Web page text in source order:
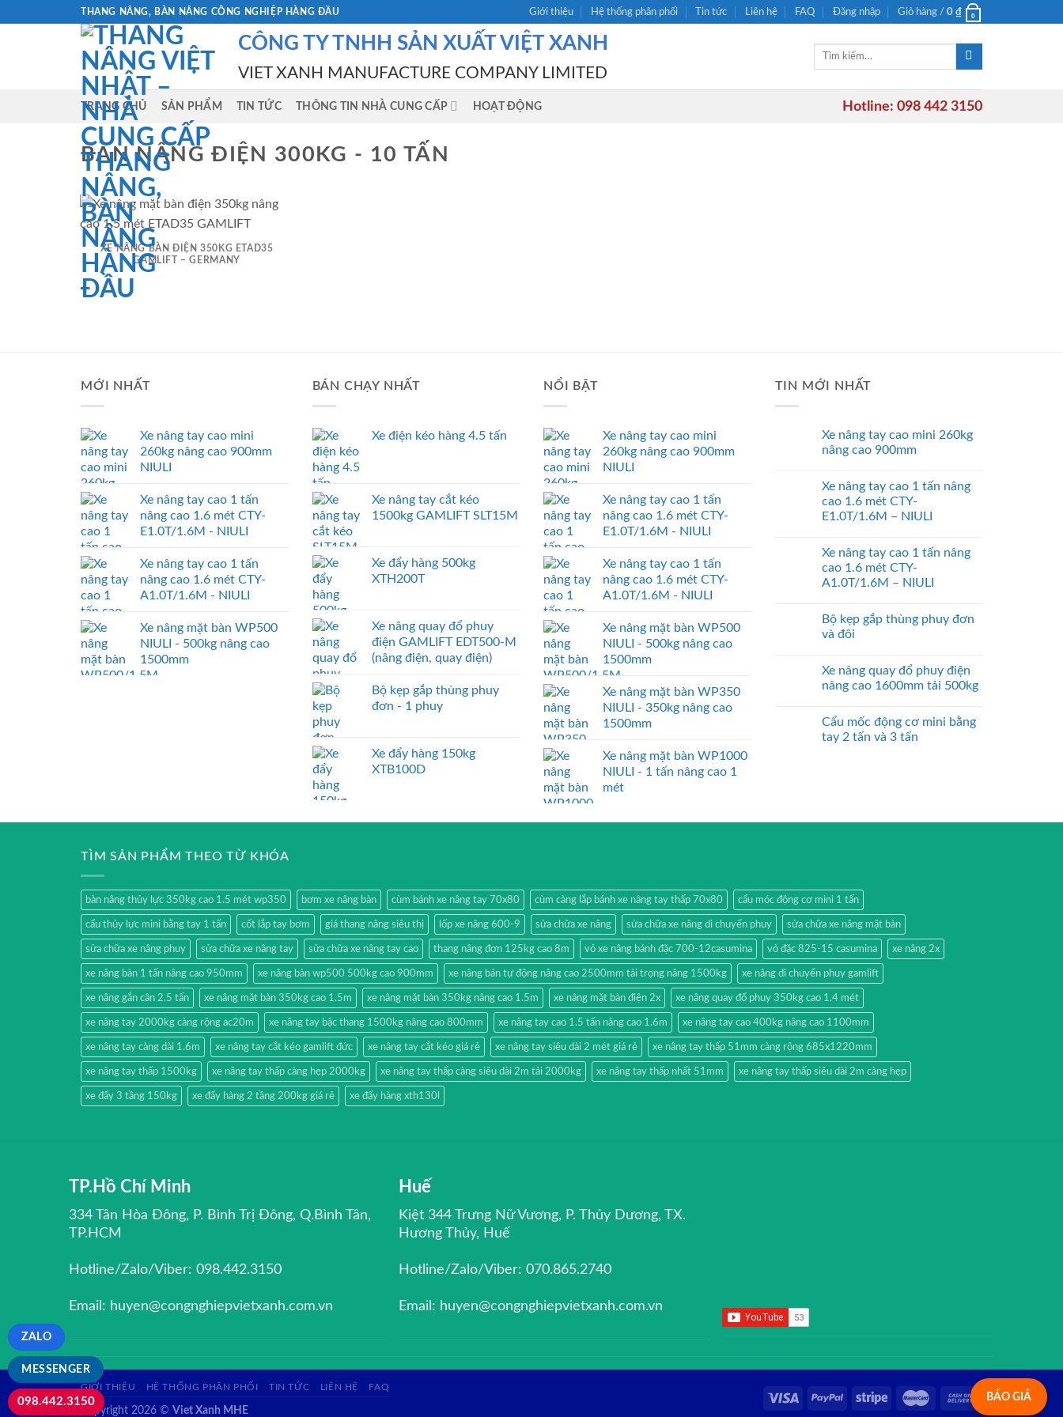
THANG NÂNG, BÀN NÂNG CÔNG NGHIỆP HÀNG ĐẦU Giới thiệu Hệ thống phân phối Tin tức Liên hệ FAQ Đăng nhập Giỏ hàng / 0 ₫ 0
CÔNG TY TNHH SẢN XUẤT VIỆT XANH
VIET XANH MANUFACTURE COMPANY LIMITED
Tìm
TRANG CHỦ SẢN PHẨM TIN TỨC THÔNG TIN NHÀ CUNG CẤP HOẠT ĐỘNG Hotline: 098 442 3150
BÀN NÂNG ĐIỆN 300KG - 10 TẤN
XE NÂNG BÀN ĐIỆN 350KG ETAD35
GAMLIFT – GERMANY
MỚI NHẤT
Xe nâng tay cao mini
260kg nâng cao 900mm
NIULI
Xe nâng tay cao 1 tấn
nâng cao 1.6 mét CTY-
E1.0T/1.6M - NIULI
Xe nâng tay cao 1 tấn
nâng cao 1.6 mét CTY-
A1.0T/1.6M - NIULI
Xe nâng mặt bàn WP500
NIULI - 500kg nâng cao
1500mm
BÁN CHẠY NHẤT
Xe điện kéo hàng 4.5 tấn
Xe nâng tay cắt kéo
1500kg GAMLIFT SLT15M
Xe đẩy hàng 500kg
XTH200T
Xe nâng quay đổ phuy
điện GAMLIFT EDT500-M
(nâng điện, quay điện)
Bộ kẹp gắp thùng phuy
đơn - 1 phuy
Xe đẩy hàng 150kg
XTB100D
NỔI BẬT
Xe nâng tay cao mini
260kg nâng cao 900mm
NIULI
Xe nâng tay cao 1 tấn
nâng cao 1.6 mét CTY-
E1.0T/1.6M - NIULI
Xe nâng tay cao 1 tấn
nâng cao 1.6 mét CTY-
A1.0T/1.6M - NIULI
Xe nâng mặt bàn WP500
NIULI - 500kg nâng cao
1500mm
Xe nâng mặt bàn WP350
NIULI - 350kg nâng cao
1500mm
Xe nâng mặt bàn WP1000
NIULI - 1 tấn nâng cao 1
mét
TIN MỚI NHẤT
Xe nâng tay cao mini 260kg
nâng cao 900mm
Xe nâng tay cao 1 tấn nâng
cao 1.6 mét CTY-
E1.0T/1.6M – NIULI
Xe nâng tay cao 1 tấn nâng
cao 1.6 mét CTY-
A1.0T/1.6M – NIULI
Bộ kẹp gắp thùng phuy đơn
và đôi
Xe nâng quay đổ phuy điện
nâng cao 1600mm tải 500kg
Cẩu mốc động cơ mini bằng
tay 2 tấn và 3 tấn
TÌM SẢN PHẨM THEO TỪ KHÓA
bàn nâng thủy lực 350kg cao 1.5 mét wp350 bơm xe nâng bàn cùm bánh xe nâng tay 70x80 cùm càng lắp bánh xe nâng tay thấp 70x80 cẩu móc động cơ mini 1 tấn
cẩu thủy lực mini bằng tay 1 tấn cốt lắp tay bơm giá thang nâng siêu thị lốp xe nâng 600-9 sửa chữa xe nâng sửa chữa xe nâng di chuyển phuy sửa chữa xe nâng mặt bàn
sửa chữa xe nâng phuy sửa chữa xe nâng tay sửa chữa xe nâng tay cao thang nâng đơn 125kg cao 8m vỏ xe nâng bánh đặc 700-12casumina vỏ đặc 825-15 casumina xe nâng 2x
xe nâng bàn 1 tấn nâng cao 950mm xe nâng bàn wp500 500kg cao 900mm xe nâng bán tự động nâng cao 2500mm tải trọng nâng 1500kg xe nâng di chuyển phuy gamlift
xe nâng gắn cân 2.5 tấn xe nâng mặt bàn 350kg cao 1.5m xe nâng mặt bàn 350kg nâng cao 1.5m xe nâng mặt bàn điện 2x xe nâng quay đổ phuy 350kg cao 1.4 mét
xe nâng tay 2000kg càng rộng ac20m xe nâng tay bậc thang 1500kg nâng cao 800mm xe nâng tay cao 1.5 tấn nâng cao 1.6m xe nâng tay cao 400kg nâng cao 1100mm
xe nâng tay càng dài 1.6m xe nâng tay cắt kéo gamlift đức xe nâng tay cắt kéo giá rẻ xe nâng tay siêu dài 2 mét giá rẻ xe nâng tay thấp 51mm càng rộng 685x1220mm
xe nâng tay thấp 1500kg xe nâng tay thấp càng hẹp 2000kg xe nâng tay thấp càng siêu dài 2m tải 2000kg xe nâng tay thấp nhất 51mm xe nâng tay thấp siêu dài 2m càng hẹp
xe đẩy 3 tầng 150kg xe đẩy hàng 2 tầng 200kg giá rẻ xe đẩy hàng xth130l
TP.Hồ Chí Minh
334 Tân Hòa Đông, P. Bình Trị Đông, Q.Bình Tân,
TP.HCM
Hotline/Zalo/Viber: 098.442.3150
Email: huyen@congnghiepvietxanh.com.vn
Huế
Kiệt 344 Trưng Nữ Vương, P. Thủy Dương, TX.
Hương Thủy, Huế
Hotline/Zalo/Viber: 070.865.2740
Email: huyen@congnghiepvietxanh.com.vn
BÁO GIÁ
GIỚI THIỆU HỆ THỐNG PHÂN PHỐI TIN TỨC LIÊN HỆ FAQ
Copyright 2026 © Viet Xanh MHE
MESSENGER
ZALO
098.442.3150